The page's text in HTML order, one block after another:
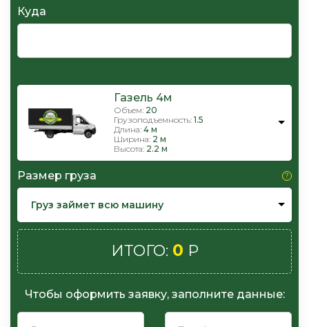
Куда
Газель 4м
Объем: 20
Грузоподъемность: 1.5
Длина: 4 м
Ширина: 2 м
Высота: 2.2 м
Размер груза
Груз займет всю машину
Чтобы оформить заявку, заполните данные:
ИТОГО: 0 Р